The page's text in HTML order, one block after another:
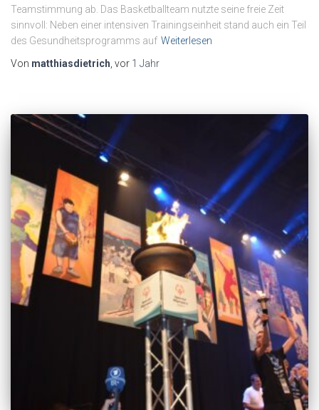
Teamstimmung ab. Das Basketballteam nutzte seine freie Zeit
sinnvoll: Neben einer intensiven Trainingseinheit stand auch ein Teil
des Gesundheitsprogramms auf Weiterlesen
Von matthiasdietrich , vor 1 Jahr